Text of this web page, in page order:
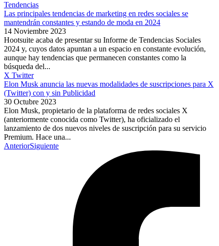
Tendencias
Las principales tendencias de marketing en redes sociales se
mantendrán constantes y estando de moda en 2024
14 Noviembre 2023
Hootsuite acaba de presentar su Informe de Tendencias Sociales
2024 y, cuyos datos apuntan a un espacio en constante evolución,
aunque hay tendencias que permanecen constantes como la
búsqueda del...
X Twitter
Elon Musk anuncia las nuevas modalidades de suscripciones para X
(Twitter) con y sin Publicidad
30 Octubre 2023
Elon Musk, propietario de la plataforma de redes sociales X
(anteriormente conocida como Twitter), ha oficializado el
lanzamiento de dos nuevos niveles de suscripción para su servicio
Premium. Hace una...
AnteriorSiguiente